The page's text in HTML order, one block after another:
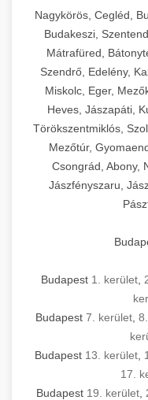
Nagykörös, Cegléd,
Budakeszi,
Mátrafüred,
Szendrő, Edelény,
Miskolc, Eger,
Heves, Jászapáti,
Törökszentmiklós,
Mezőtúr,
Csongrád, Abony,
Jászfényszaru,
Budapest 1. kerület
Budapest 7. kerület,
Budapest 13. kerület
17.
Budapest 19. kerület